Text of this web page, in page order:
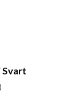
Svart